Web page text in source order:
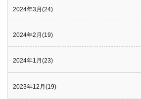
2024年3月(24)
2024年2月(19)
2024年1月(23)
2023年12月(19)